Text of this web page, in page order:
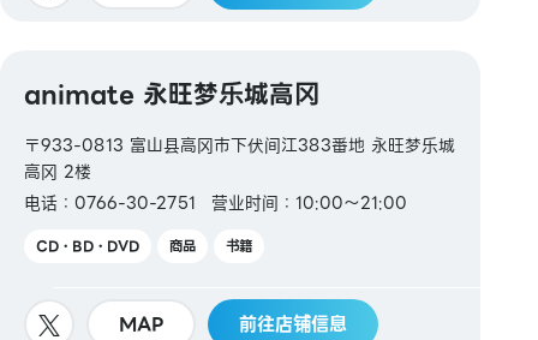
animate 永旺梦乐城高冈
〒933-0813 富山县高冈市下伏间江383番地 永旺梦乐城
高冈 2楼
电话：0766-30-2751
营业时间：10:00～21:00
CD・BD・DVD 商品 书籍
MAP 前往店铺信息